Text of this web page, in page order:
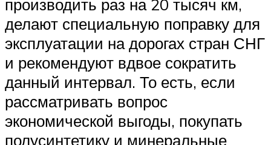
производить раз на 20 тысяч км,
делают специальную поправку для
эксплуатации на дорогах стран СНГ
и рекомендуют вдвое сократить
данный интервал. То есть, если
рассматривать вопрос
экономической выгоды, покупать
полусинтетику и минеральные